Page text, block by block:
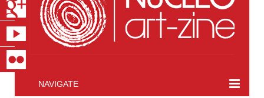
NAVIGATE